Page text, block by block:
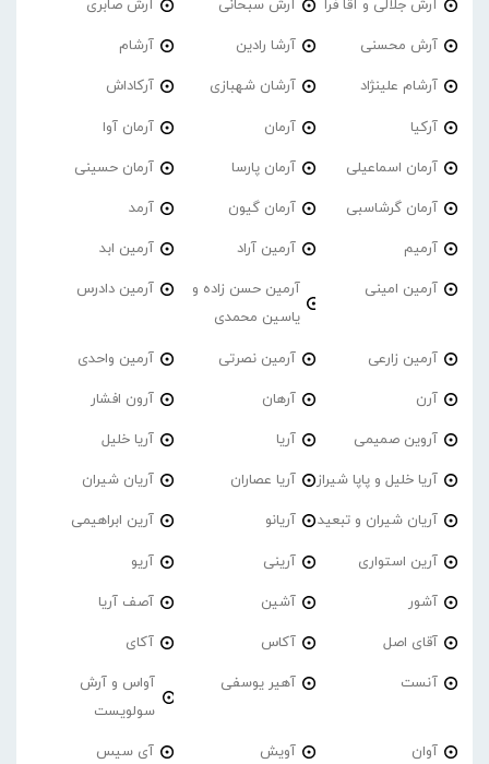
آرش جلالی و آقا فرا آرش سبحانی آرش صابری
آرش محسنی آرشا رادین آرشام
آرشام علینژاد آرشان شهبازی آرکاداش
آرکیا آرمان آرمان آوا
آرمان اسماعیلی آرمان پارسا آرمان حسینی
آرمان گرشاسبی آرمان گیون آرمد
آرمیم آرمین آراد آرمین ابد
آرمین امینی
آرمین حسن زاده و
یاسین محمدی
آرمین دادرس
آرمین زارعی آرمین نصرتی آرمین واحدی
آرن آرهان آرون افشار
آروین صمیمی آریا آریا خلیل
آریا خلیل و پاپا شیراز آریا عصاران آریان شیران
آریان شیران و تبعید آریانو آرین ابراهیمی
آرین استواری آرینی آریو
آشور آشین آصف آریا
آقای اصل آکاس آکای
آنست آهیر یوسفی
آواس و آرش
سولویست
آوان آویش آی سیس